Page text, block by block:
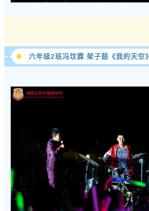
六年级2班冯玟霖 架子鼓《我的天空》